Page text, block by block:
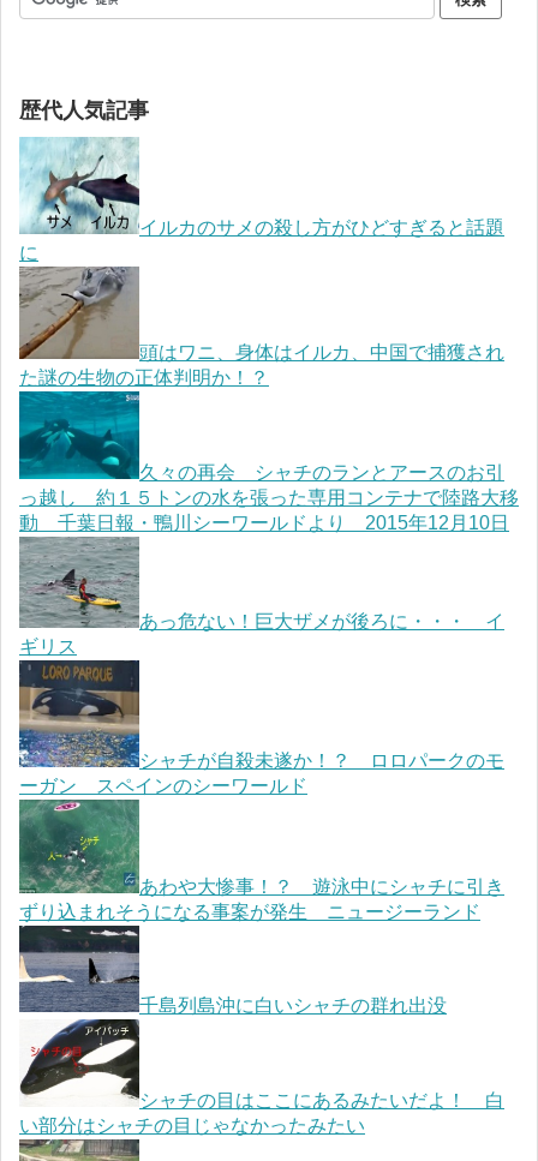
歴代人気記事
イルカのサメの殺し方がひどすぎると話題
に
頭はワニ、身体はイルカ、中国で捕獲され
た謎の生物の正体判明か！？
久々の再会 シャチのランとアースのお引
っ越し 約１５トンの水を張った専用コンテナで陸路大移
動 千葉日報・鴨川シーワールドより 2015年12月10日
あっ危ない！巨大ザメが後ろに・・・ イ
ギリス
シャチが自殺未遂か！？ ロロパークのモ
ーガン スペインのシーワールド
あわや大惨事！？ 遊泳中にシャチに引き
ずり込まれそうになる事案が発生 ニュージーランド
千島列島沖に白いシャチの群れ出没
シャチの目はここにあるみたいだよ！ 白
い部分はシャチの目じゃなかったみたい